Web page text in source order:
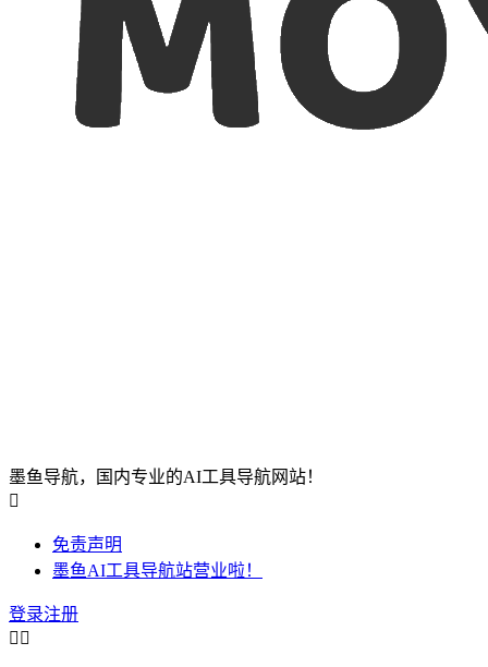
墨鱼导航，国内专业的AI工具导航网站！

免责声明
墨鱼AI工具导航站营业啦！
登录注册
 